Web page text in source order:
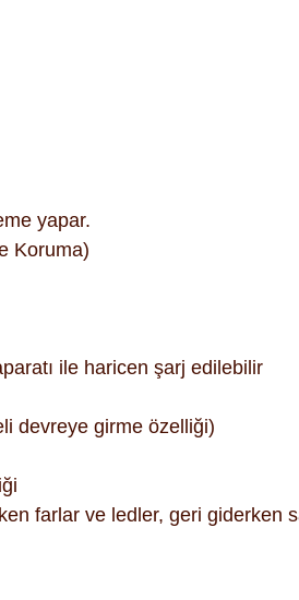
yapar.
Koruma)
ile haricen şarj edilebilir
devreye girme özelliği)
farlar ve ledler, geri giderken